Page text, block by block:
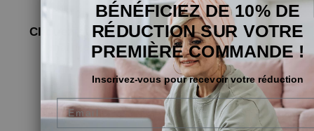
Cliquez sur le bouton « Ajouter au panier »
maintenant pour profiter de l'offre !
4.9
BÉNÉFICIEZ DE 10% DE
RÉDUCTION SUR VOTRE
PREMIÈRE COMMANDE !
Inscrivez-vous pour recevoir votre réduction
Email